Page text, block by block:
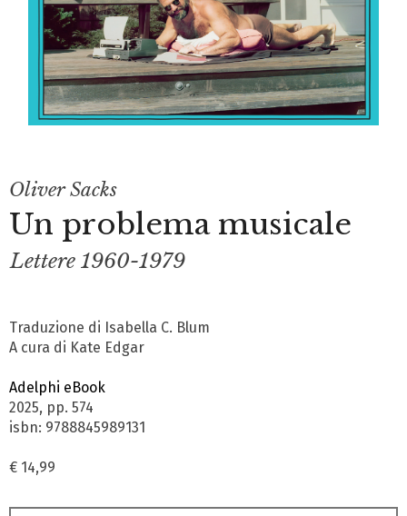
Oliver Sacks
Un problema musicale
Lettere 1960-1979
Traduzione di Isabella C. Blum
A cura di Kate Edgar
Adelphi eBook
2025, pp. 574
isbn: 9788845989131
€ 14,99